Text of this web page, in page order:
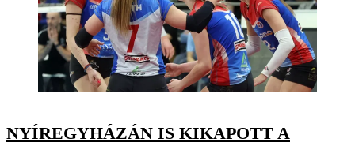
NYÍREGYHÁZÁN IS KIKAPOTT A